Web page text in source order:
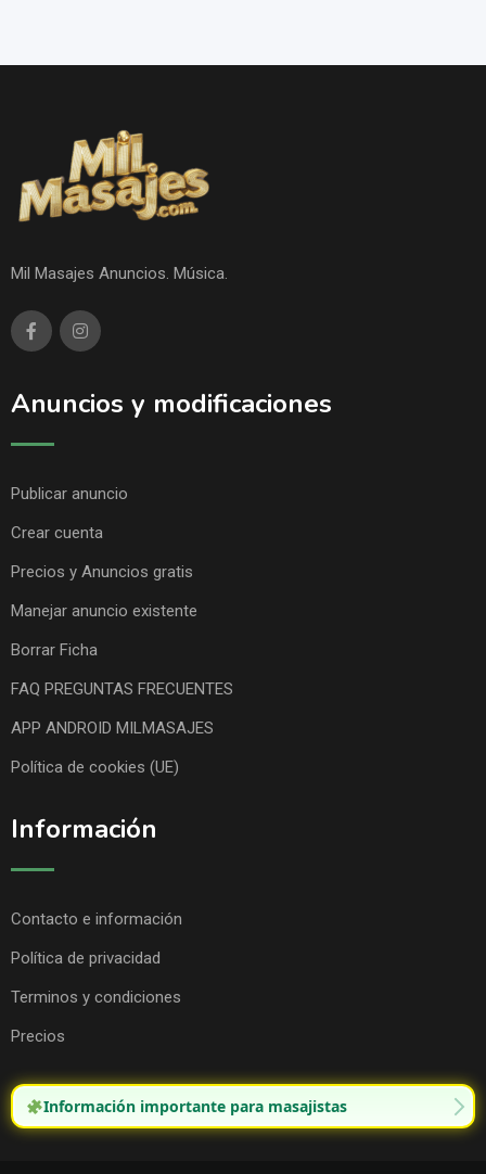
Mil Masajes Anuncios. Música.
Anuncios y modificaciones
Publicar anuncio
Crear cuenta
Precios y Anuncios gratis
Manejar anuncio existente
Borrar Ficha
FAQ PREGUNTAS FRECUENTES
APP ANDROID MILMASAJES
Política de cookies (UE)
Información
Contacto e información
Política de privacidad
Terminos y condiciones
Precios
Información importante para masajistas